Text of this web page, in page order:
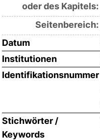
oder des Kapitels:
Seitenbereich:
Datum
Institutionen
Identifikationsnummer
Stichwörter /
Keywords